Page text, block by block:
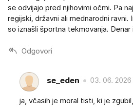
se odvijajo pred njihovimi očmi. Pa
regijski, državni ali mednarodni
so iznašli športna tekmovanja.
Odgovori
se_eden 03. 06.
ja, včasih je moral tisti, ki je